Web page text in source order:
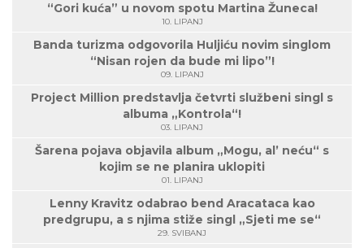
“Gori kuća” u novom spotu Martina Žuneca!
10. LIPANJ
Banda turizma odgovorila Huljiću novim singlom
“Nisan rojen da bude mi lipo”!
09. LIPANJ
Project Million predstavlja četvrti službeni singl s
albuma „Kontrola“!
03. LIPANJ
Šarena pojava objavila album „Mogu, al’ neću“ s
kojim se ne planira uklopiti
01. LIPANJ
Lenny Kravitz odabrao bend Aracataca kao
predgrupu, a s njima stiže singl „Sjeti me se“
29. SVIBANJ